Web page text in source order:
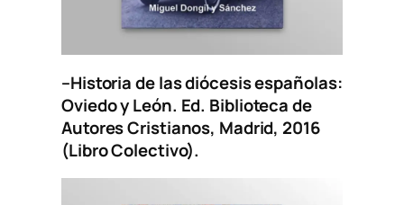
–Historia de las diócesis españolas:
Oviedo y León. Ed. Biblioteca de
Autores Cristianos, Madrid, 2016
(Libro Colectivo).